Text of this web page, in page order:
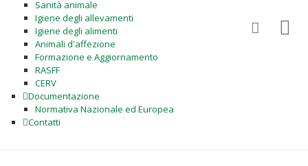
Sanità animale
Igiene degli allevamenti
Igiene degli alimenti
Animali d'affezione
Formazione e Aggiornamento
RASFF
CERV
Documentazione
Normativa Nazionale ed Europea
Contatti